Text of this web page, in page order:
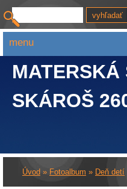
MATERSKÁ
SKÁROŠ
Úvod » Fotoalbum » Deň detí
menu